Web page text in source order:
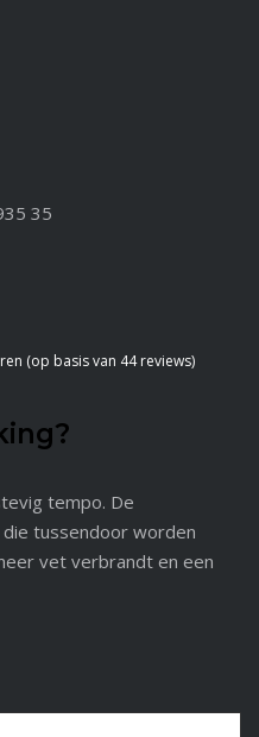
35
(op basis van 44 reviews)
tempo. De
tussendoor worden
vet verbrandt en een